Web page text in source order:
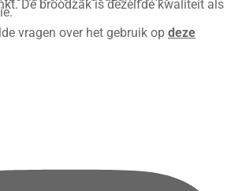
De broodzak is dezelfde kwaliteit als
vragen over het gebruik op deze